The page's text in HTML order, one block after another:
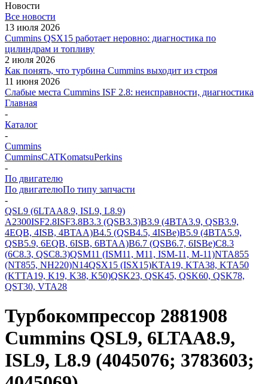
Новости
Все новости
13 июля 2026
Cummins QSX15 работает неровно: диагностика по
цилиндрам и топливу
2 июля 2026
Как понять, что турбина Cummins выходит из строя
11 июня 2026
Слабые места Cummins ISF 2.8: неисправности, диагностика
Главная
-
Каталог
-
Cummins
CumminsCATKomatsuPerkins
-
По двигателю
По двигателюПо типу запчасти
-
QSL9 (6LTAA8.9, ISL9, L8.9)
A2300ISF2.8ISF3.8B3.3 (QSB3.3)B3.9 (4BTA3.9, QSB3.9,
4EQB, 4ISB, 4BTAA)B4.5 (QSB4.5, 4ISBe)B5.9 (4BTA5.9,
QSB5.9, 6EQB, 6ISB, 6BTAA)B6.7 (QSB6.7, 6ISBe)C8.3
(6C8.3, QSC8.3)QSM11 (ISM11, M11, ISM-11, M-11)NTA855
(NT855, NH220)N14QSX15 (ISX15)KTA19, KTA38, KTA50
(KTTA19, K19, K38, K50)QSK23, QSK45, QSK60, QSK78,
QST30, VTA28
Турбокомпрессор 2881908
Cummins QSL9, 6LTAA8.9,
ISL9, L8.9 (4045076; 3783603;